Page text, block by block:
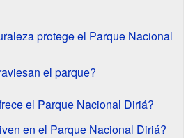
protege el Parque Nacional
el parque?
el Parque Nacional Diriá?
en el Parque Nacional Diriá?